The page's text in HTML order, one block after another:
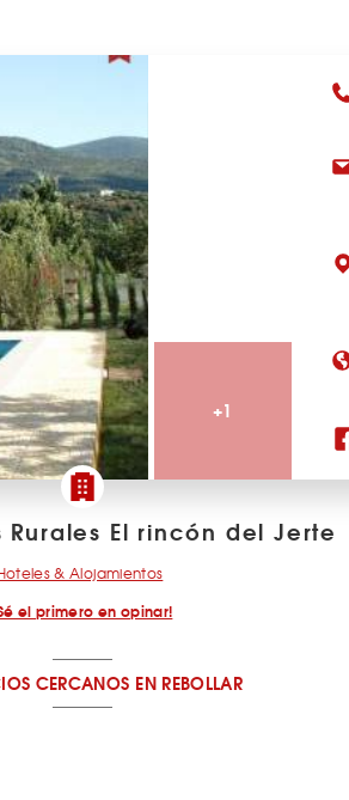
+1
El rincón del Jerte
& Alojamientos
el primero en opinar!
CERCANOS EN REBOLLAR